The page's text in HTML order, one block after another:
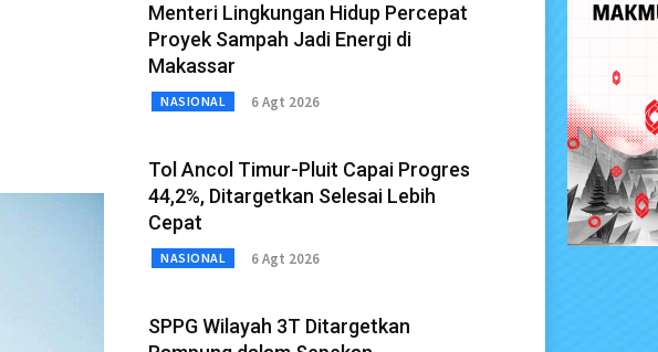
Menteri Lingkungan Hidup Percepat
Proyek Sampah Jadi Energi di
Makassar
NASIONAL 6 Agt 2026
Tol Ancol Timur-Pluit Capai Progres
44,2%, Ditargetkan Selesai Lebih
Cepat
NASIONAL 6 Agt 2026
SPPG Wilayah 3T Ditargetkan